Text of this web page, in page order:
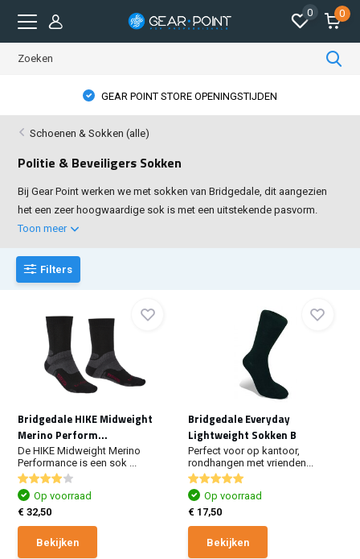
0 0
GEAR POINT STORE OPENINGSTIJDEN
Schoenen & Sokken (alle)
Politie & Beveiligers Sokken
Bij Gear Point werken we met sokken van Bridgedale, dit aangezien
het een zeer hoogwaardige sok is met een uitstekende pasvorm.
Toon meer
Filters
Bridgedale HIKE Midweight
Merino Perform...
De HIKE Midweight Merino
Performance is een sok ...
Op voorraad
€ 32,50
Bekijken
Bridgedale Everyday
Lightweight Sokken B
Perfect voor op kantoor,
rondhangen met vrienden...
Op voorraad
€ 17,50
Bekijken